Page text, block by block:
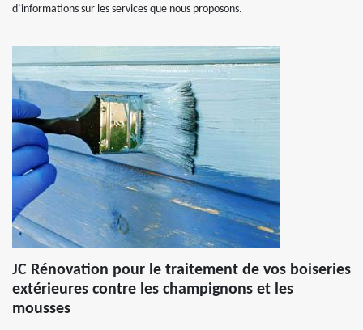
d’informations sur les services que nous proposons.
JC Rénovation pour le traitement de vos boiseries
extérieures contre les champignons et les
mousses